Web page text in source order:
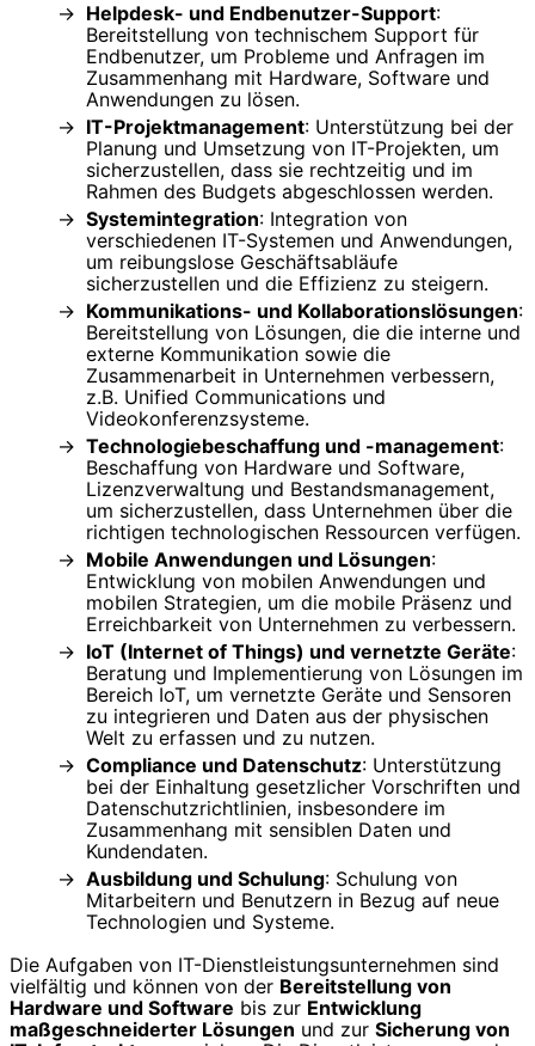
Helpdesk- und Endbenutzer-Support:
Bereitstellung von technischem Support für
Endbenutzer, um Probleme und Anfragen im
Zusammenhang mit Hardware, Software und
Anwendungen zu lösen.
IT-Projektmanagement: Unterstützung bei der
Planung und Umsetzung von IT-Projekten, um
sicherzustellen, dass sie rechtzeitig und im
Rahmen des Budgets abgeschlossen werden.
Systemintegration: Integration von
verschiedenen IT-Systemen und Anwendungen,
um reibungslose Geschäftsabläufe
sicherzustellen und die Effizienz zu steigern.
Kommunikations- und Kollaborationslösungen:
Bereitstellung von Lösungen, die die interne und
externe Kommunikation sowie die
Zusammenarbeit in Unternehmen verbessern,
z.B. Unified Communications und
Videokonferenzsysteme.
Technologiebeschaffung und -management:
Beschaffung von Hardware und Software,
Lizenzverwaltung und Bestandsmanagement,
um sicherzustellen, dass Unternehmen über die
richtigen technologischen Ressourcen verfügen.
Mobile Anwendungen und Lösungen:
Entwicklung von mobilen Anwendungen und
mobilen Strategien, um die mobile Präsenz und
Erreichbarkeit von Unternehmen zu verbessern.
IoT (Internet of Things) und vernetzte Geräte:
Beratung und Implementierung von Lösungen im
Bereich IoT, um vernetzte Geräte und Sensoren
zu integrieren und Daten aus der physischen
Welt zu erfassen und zu nutzen.
Compliance und Datenschutz: Unterstützung
bei der Einhaltung gesetzlicher Vorschriften und
Datenschutzrichtlinien, insbesondere im
Zusammenhang mit sensiblen Daten und
Kundendaten.
Ausbildung und Schulung: Schulung von
Mitarbeitern und Benutzern in Bezug auf neue
Technologien und Systeme.
Die Aufgaben von IT-Dienstleistungsunternehmen sind
vielfältig und können von der Bereitstellung von
Hardware und Software bis zur Entwicklung
maßgeschneiderter Lösungen und zur Sicherung von